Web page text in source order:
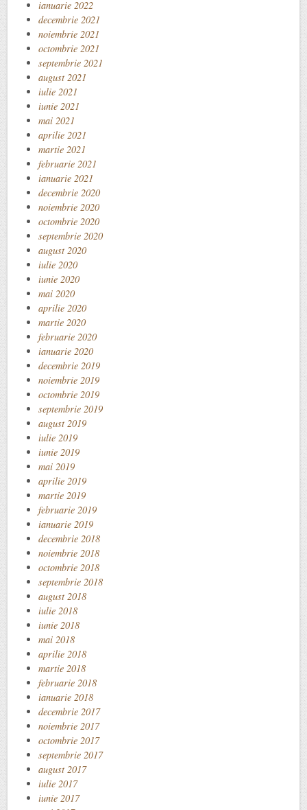
ianuarie 2022
decembrie 2021
noiembrie 2021
octombrie 2021
septembrie 2021
august 2021
iulie 2021
iunie 2021
mai 2021
aprilie 2021
martie 2021
februarie 2021
ianuarie 2021
decembrie 2020
noiembrie 2020
octombrie 2020
septembrie 2020
august 2020
iulie 2020
iunie 2020
mai 2020
aprilie 2020
martie 2020
februarie 2020
ianuarie 2020
decembrie 2019
noiembrie 2019
octombrie 2019
septembrie 2019
august 2019
iulie 2019
iunie 2019
mai 2019
aprilie 2019
martie 2019
februarie 2019
ianuarie 2019
decembrie 2018
noiembrie 2018
octombrie 2018
septembrie 2018
august 2018
iulie 2018
iunie 2018
mai 2018
aprilie 2018
martie 2018
februarie 2018
ianuarie 2018
decembrie 2017
noiembrie 2017
octombrie 2017
septembrie 2017
august 2017
iulie 2017
iunie 2017